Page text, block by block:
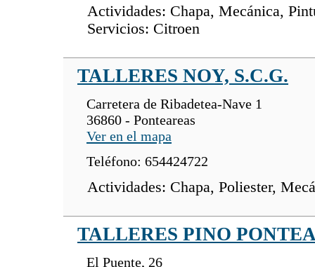
Actividades: Chapa, Mecánica,
Servicios: Citroen
TALLERES NOY, S.C.G.
Carretera de Ribadetea-Nave 1
36860 - Ponteareas
Ver en el mapa
Teléfono: 654424722
Actividades: Chapa, Poliester,
TALLERES PINO
El Puente, 26